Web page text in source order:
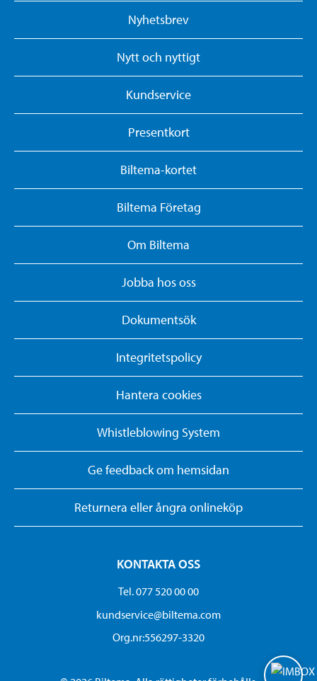
Nyhetsbrev
Nytt och nyttigt
Kundservice
Presentkort
Biltema-kortet
Biltema Företag
Om Biltema
Jobba hos oss
Dokumentsök
Integritetspolicy
Hantera cookies
Whistleblowing System
Ge feedback om hemsidan
Returnera eller ångra onlineköp
KONTAKTA OSS
Tel. 077 520 00 00
kundservice@biltema.com
Org.nr:556297-3320